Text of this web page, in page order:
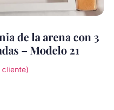
para
comunión
de la arena con 3
– Modelo 21
cliente)